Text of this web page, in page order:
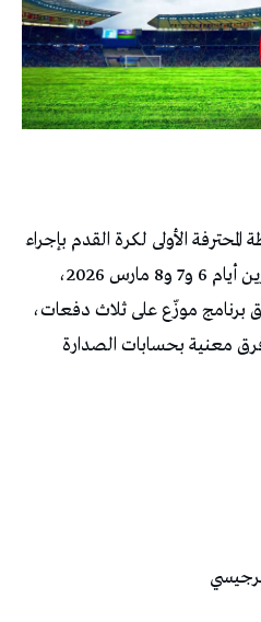
الأولى لكرة القدم بإجراء
مباريات الجولة الثالثة والعشرين أيام 6 و7 و8 مارس 2026،
من الساعة 13:00، وفق برنامج موزّع على ثلاث دفعات،
معنية بحسابات الصدارة